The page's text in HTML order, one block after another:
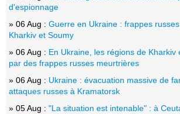
d'espionnage
» 06 Aug : Guerre en Ukraine : frappes
Kharkiv et Soumy
» 06 Aug : En Ukraine, les régions de Kharkiv
par des frappes russes meurtrières
» 06 Aug : Ukraine : évacuation massive de
attaques russes à Kramatorsk
» 05 Aug : "La situation est intenable" : à